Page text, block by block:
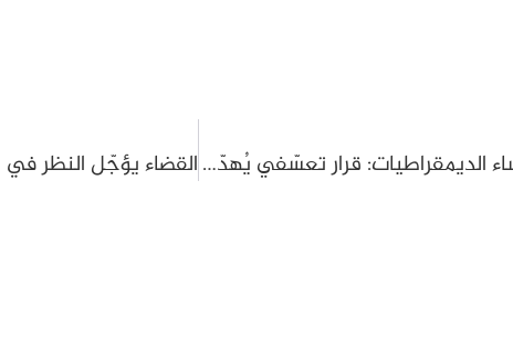
تعليق نشاط الجمعية التونسية للنساء الديمقراطيات: قرار تعسّفي يُهدّد استقلال الحركة النسوية والمجتمع المدني